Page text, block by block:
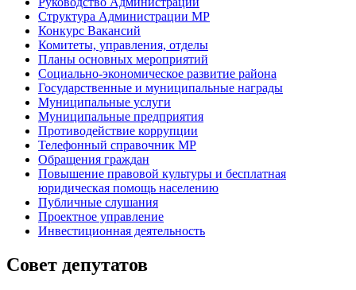
Структура Администрации МР
Конкурс Вакансий
Комитеты, управления, отделы
Планы основных мероприятий
Социально-экономическое развитие района
Государственные и муниципальные награды
Муниципальные услуги
Муниципальные предприятия
Противодействие коррупции
Телефонный справочник МР
Обращения граждан
Повышение правовой культуры и бесплатная
юридическая помощь населению
Публичные слушания
Проектное управление
Инвестиционная деятельность
Совет депутатов